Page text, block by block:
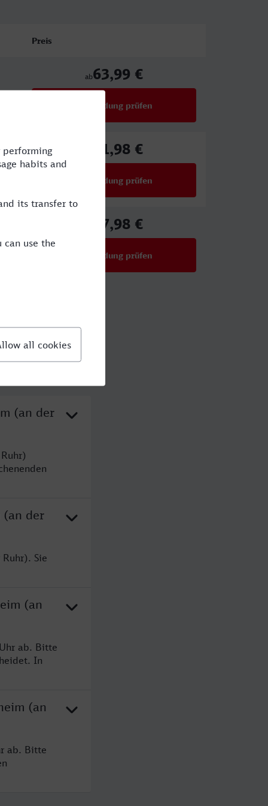
Preis
ab63,99 €
Verbindung prüfen
71,98 €
Verbindung prüfen
67,98 €
Verbindung prüfen
(an der
(an der
Sie
(an
ab. Bitte
In
(an
ab. Bitte